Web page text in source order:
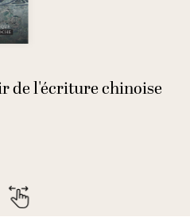
de l'écriture chinoise